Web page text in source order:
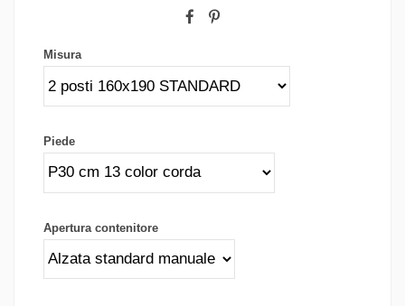
Misura
Piede
Apertura contenitore